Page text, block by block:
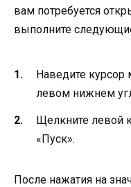
вам потребуется
выполните
Наведите
левом нижнем
Щелкните левой
«Пуск».
После нажатия на